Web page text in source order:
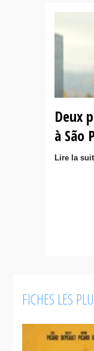
Deux
à São
Lire la
FICHES LES